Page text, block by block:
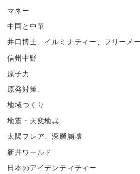
マネー
中国と中華
井口博士、イルミナティー、フリーメ
信州中野
原子力
原発対策、
地域つくり
地震・天変地異
太陽フレア、深層崩壊
新井ワールド
日本のアイデンティティー